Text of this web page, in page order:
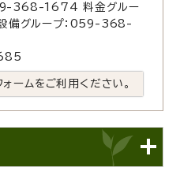
368-1674 料金グルー
グループ：059-368-
ームをご利用ください。